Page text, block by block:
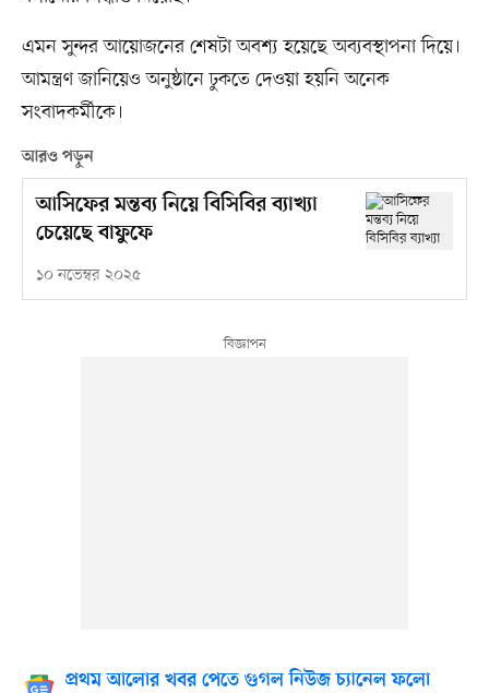
এমন সুন্দর আয়োজনের শেষটা অবশ‍্য হয়েছে অব‍্যবস্থাপনা দিয়ে।
আমন্ত্রণ জানিয়েও অনুষ্ঠানে ঢুকতে দেওয়া হয়নি অনেক
সংবাদকর্মীকে।
আরও পড়ুন
আসিফের মন্তব্য নিয়ে বিসিবির ব্যাখ্যা
চেয়েছে বাফুফে
১০ নভেম্বর ২০২৫
প্রথম আলোর খবর পেতে গুগল নিউজ চ্যানেল ফলো